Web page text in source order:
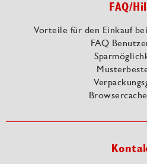
FAQ/
Vorteile für den Einkauf
FAQ